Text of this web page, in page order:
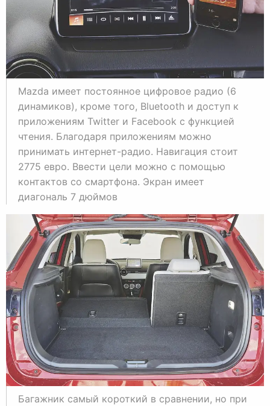
Mazda имеет постоянное цифровое радио (6
динамиков), кроме того, Bluetooth и доступ к
приложениям Twitter и Facebook с функцией
чтения. Благодаря приложениям можно
принимать интернет-радио. Навигация стоит
2775 евро. Ввести цели можно с помощью
контактов со смартфона. Экран имеет
диагональ 7 дюймов
Багажник самый короткий в сравнении, но при